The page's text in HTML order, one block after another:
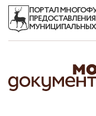
ПОРТАЛ
МУНИЦИПАЛЬНЫХ